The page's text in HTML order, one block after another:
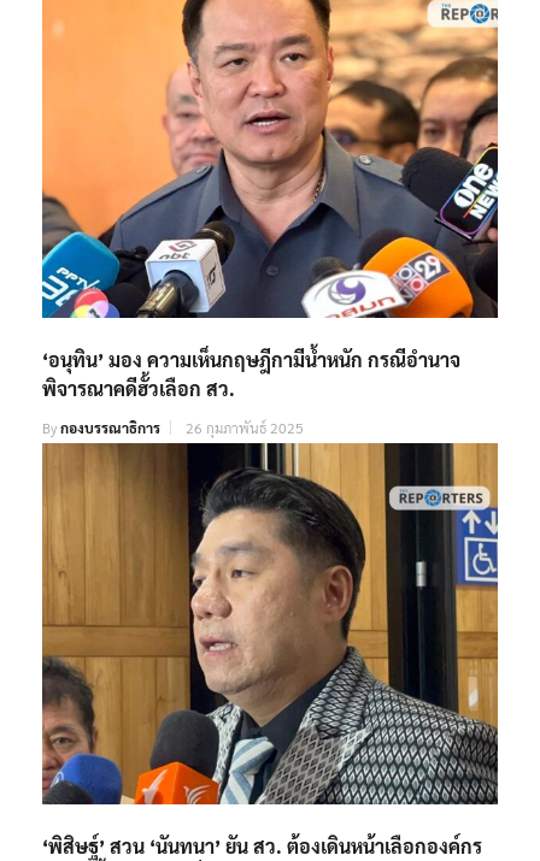
‘อนุทิน’ มอง ความเห็นกฤษฎีกามีน้ำหนัก กรณีอำนาจ
พิจารณาคดีฮั้วเลือก สว.
Byกองบรรณาธิการ 26 กุมภาพันธ์ 2025
‘พิสิษฐ์’ สวน ‘นันทนา’ ยัน สว. ต้องเดินหน้าเลือกองค์กร